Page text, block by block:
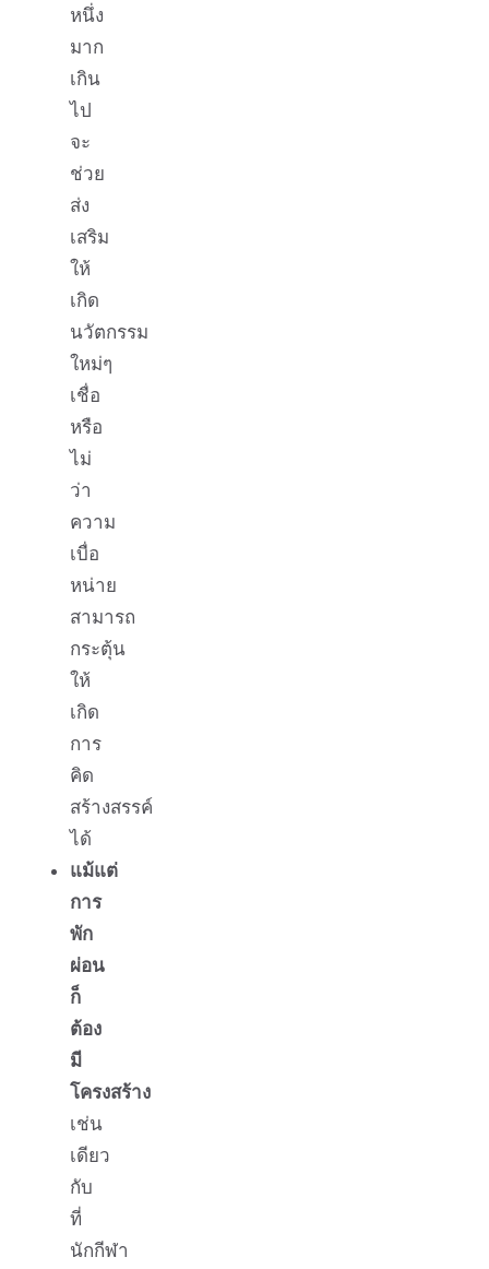
หนึ่ง
มาก
เกิน
ไป
จะ
ช่วย
ส่ง
เสริม
ให้
เกิด
นวัตกรรม
ใหม่ๆ
เชื่อ
หรือ
ไม่
ว่า
ความ
เบื่อ
หน่าย
สามารถ
กระตุ้น
ให้
เกิด
การ
คิด
สร้างสรรค์
ได้
แม้แต่
การ
พัก
ผ่อน
ก็
ต้อง
มี
โครงสร้าง
เช่น
เดียว
กับ
ที่
นักกีฬา